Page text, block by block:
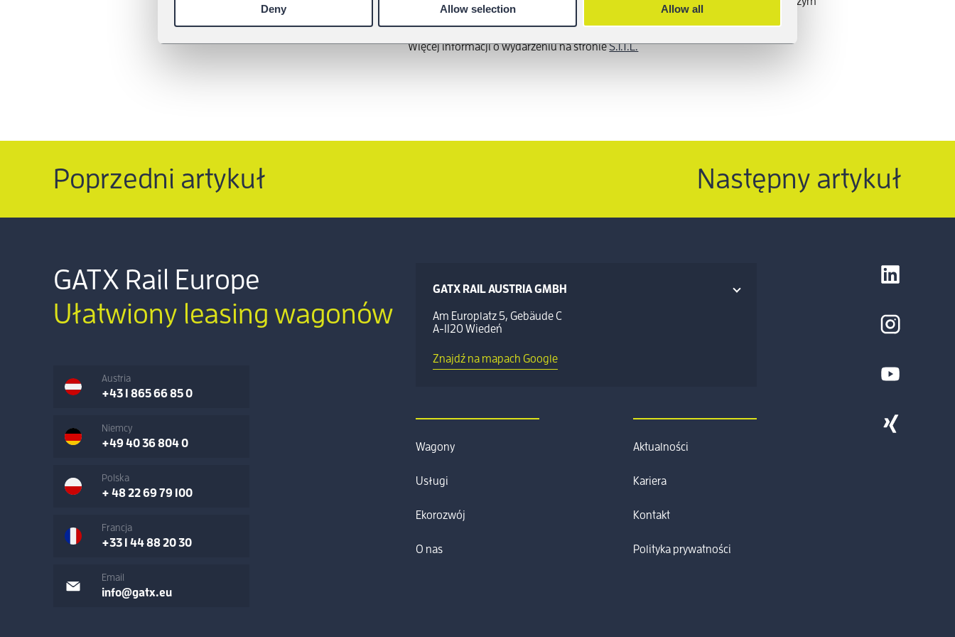
Deny Allow selection Allow all
Więcej informacji o wydarzeniu na stronieS.I.T.L.
Poprzedni artykuł Następny artykuł
GATX Rail Europe
Ułatwiony leasing wagonów
Austria
+43 1 865 66 85 0
Niemcy
+49 40 36 804 0
Polska
+ 48 22 69 79 100
Francja
+33 1 44 88 20 30
Email
info@gatx.eu
GATX RAIL AUSTRIA GMBH
Am Europlatz 5, Gebäude C
A-1120 Wiedeń
Znajdź na mapach Google
Wagony
Usługi
Ekorozwój
O nas
Aktualności
Kariera
Kontakt
Polityka prywatności